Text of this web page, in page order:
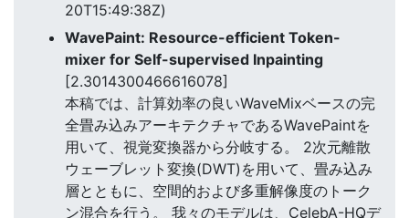
20T15:49:38Z)
WavePaint: Resource-efficient Token-
mixer for Self-supervised Inpainting
[2.3014300466616078]
本稿では、計算効率の良いWaveMixベースの完
全畳み込みアーキテクチャであるWavePaintを
用いて、視覚変換器から分岐する。 2次元離散
ウェーブレット変換(DWT)を用いて、畳み込み
層とともに、空間的および多重解像度のトーク
ン混合を行う。 我々のモデルは、CelebA-HQデ